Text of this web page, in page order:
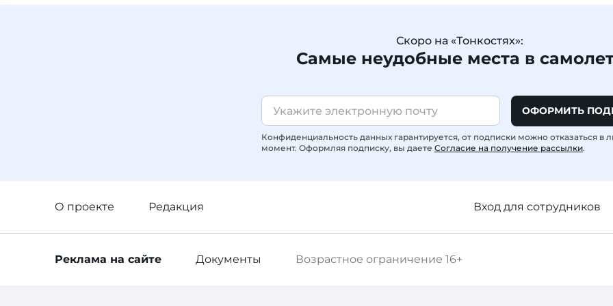
Скоро на «Тонкостях»:
Самые неудобные места в
ОФОРМИТЬ
Конфиденциальность данных гарантируется, от подписки можно отказаться в
момент. Оформляя подписку, вы даете Согласие на получение рассылки.
О проекте Редакция Вход для сотрудников
Возрастное ограничение 16+
Реклама на сайте Документы